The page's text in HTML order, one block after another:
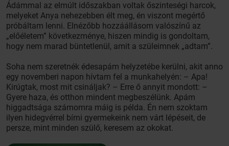
Ádámmal az elmúlt időszakban voltak őszinteségi harcok,
melyeket Anya nehezebben élt meg, én viszont megértő
próbáltam lenni. Elnézőbb hozzáállásom valószínű az
„előéletem” következménye, hiszen mindig is gondoltam,
hogy nem marad büntetlenül, amit a szüleimnek „adtam”.
Soha nem szeretnék édesapám helyzetébe kerülni, akit anno
egy novemberi napon hívtam fel a munkahelyén: – Apa!
Kirúgtak, most mit csináljak? – Erre ő annyit mondott: –
Gyere haza, és otthon mindent megbeszélünk. Apám
higgadtsága számomra máig is példa. Én nem szoktam
ilyen hidegvérrel bírni gyermekeink nem várt lépéseit, de
persze, mint minden szülő, keresem az okokat.